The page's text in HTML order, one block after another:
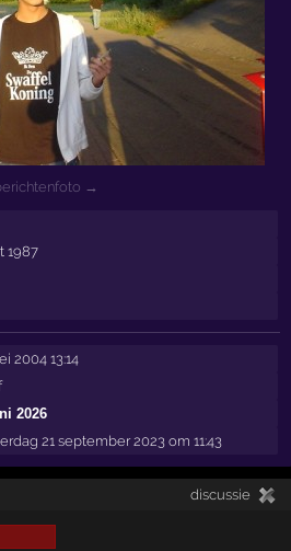
→
1987
2004 13:14
2026
21 september 2023 om 11:43
discussie